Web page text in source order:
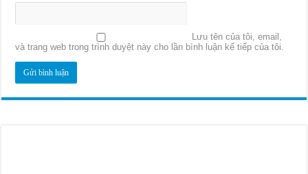
Lưu tên của tôi, email,
và trang web trong trình duyệt này cho lần bình luận kế tiếp của tôi.